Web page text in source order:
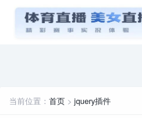
当前位置： 首页 > jquery插件